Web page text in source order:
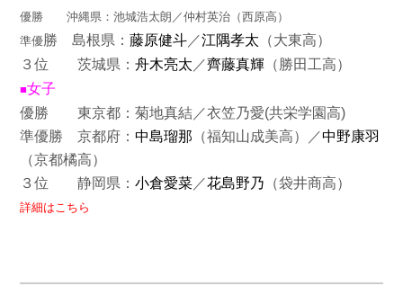
優勝 沖縄県：池城浩太朗／仲村英治（西原高）
準優勝 島根県：藤原健斗 ／江隅孝太 （大東高）
３位 茨城県：舟木亮太 ／齊藤真輝 （勝田工高）
■女子
優勝 東京都：菊地真結／衣笠乃愛(共栄学園高)
準優勝 京都府：中島瑠那 （福知山成美高）／中野康羽
（京都橘高）
３位 静岡県：小倉愛菜 ／花島野乃 （袋井商高）
詳細はこちら